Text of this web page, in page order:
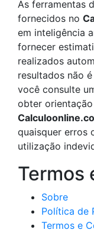
As ferramentas
fornecidos no
em inteligência
fornecer
realizados
resultados não
você consulte
obter
quaisquer erros
utilização
Termos
Sobre
Política de
Termos e